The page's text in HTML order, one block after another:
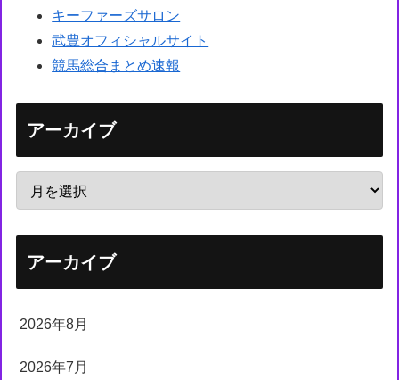
キーファーズサロン
武豊オフィシャルサイト
競馬総合まとめ速報
アーカイブ
アーカイブ
2026年8月
2026年7月